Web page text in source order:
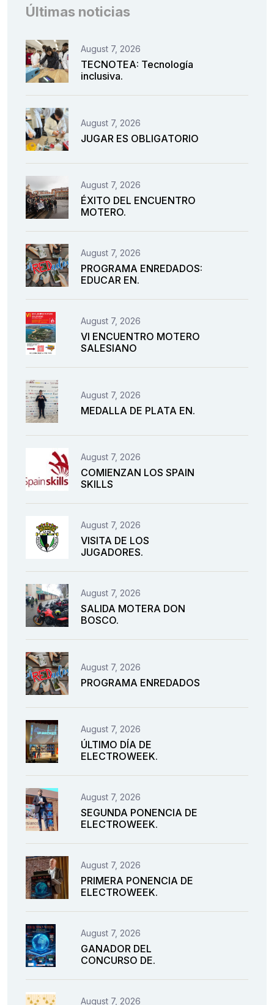
Últimas noticias
August 7, 2026
TECNOTEA: Tecnología
inclusiva.
August 7, 2026
JUGAR ES OBLIGATORIO
August 7, 2026
ÉXITO DEL ENCUENTRO
MOTERO.
August 7, 2026
PROGRAMA ENREDADOS:
EDUCAR EN.
August 7, 2026
VI ENCUENTRO MOTERO
SALESIANO
August 7, 2026
MEDALLA DE PLATA EN.
August 7, 2026
COMIENZAN LOS SPAIN
SKILLS
August 7, 2026
VISITA DE LOS
JUGADORES.
August 7, 2026
SALIDA MOTERA DON
BOSCO.
August 7, 2026
PROGRAMA ENREDADOS
August 7, 2026
ÚLTIMO DÍA DE
ELECTROWEEK.
August 7, 2026
SEGUNDA PONENCIA DE
ELECTROWEEK.
August 7, 2026
PRIMERA PONENCIA DE
ELECTROWEEK.
August 7, 2026
GANADOR DEL
CONCURSO DE.
August 7, 2026